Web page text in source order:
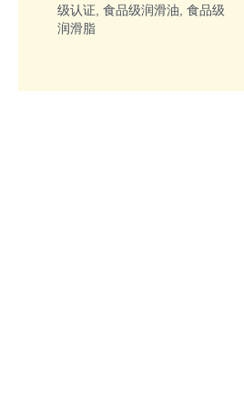
级认证 食品级润滑油 食品级
润滑脂